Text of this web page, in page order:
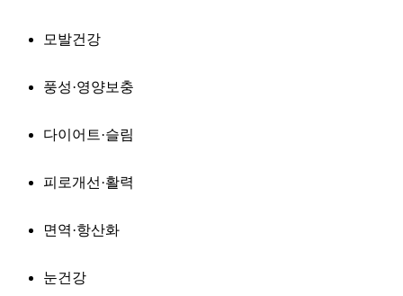
모발건강
풍성·영양보충
다이어트·슬림
피로개선·활력
면역·항산화
눈건강